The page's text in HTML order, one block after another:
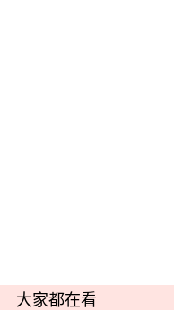
大家都在看